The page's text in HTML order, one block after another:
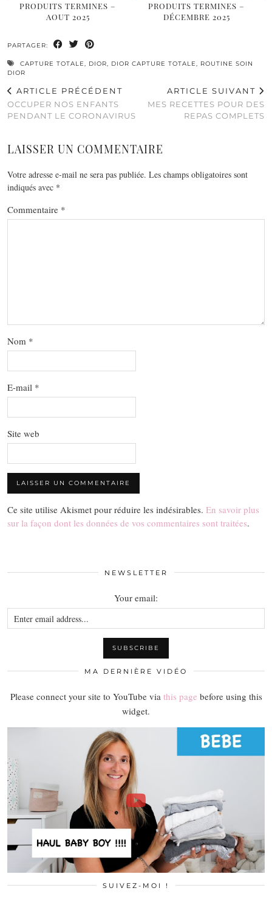
PRODUITS TERMINES –
AOUT 2025
PRODUITS TERMINES –
DÉCEMBRE 2025
PARTAGER:
CAPTURE TOTALE, DIOR, DIOR CAPTURE TOTALE, ROUTINE SOIN
DIOR
ARTICLE PRÉCÉDENT
OCCUPER NOS ENFANTS
PENDANT LE CORONAVIRUS
ARTICLE SUIVANT
MES RECETTES POUR DES
REPAS COMPLETS
LAISSER UN COMMENTAIRE
Votre adresse e-mail ne sera pas publiée. Les champs obligatoires sont
indiqués avec *
Commentaire *
Nom *
E-mail *
Site web
Ce site utilise Akismet pour réduire les indésirables. En savoir plus
sur la façon dont les données de vos commentaires sont traitées.
NEWSLETTER
Your email:
MA DERNIÈRE VIDÉO
Please connect your site to YouTube via this page before using this
widget.
SUIVEZ-MOI !